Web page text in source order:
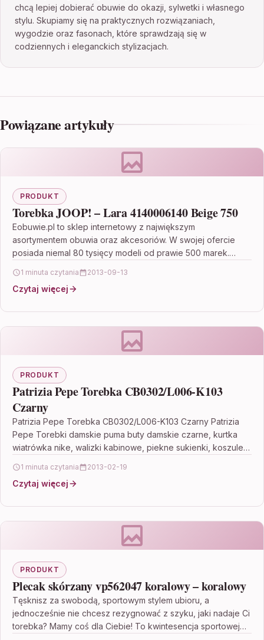
chcą lepiej dobierać obuwie do okazji, sylwetki i własnego
stylu. Skupiamy się na praktycznych rozwiązaniach,
wygodzie oraz fasonach, które sprawdzają się w
codziennych i eleganckich stylizacjach.
Powiązane artykuły
PRODUKT
Torebka JOOP! – Lara 4140006140 Beige 750
Eobuwie.pl to sklep internetowy z największym
asortymentem obuwia oraz akcesoriów. W swojej ofercie
posiada niemal 80 tysięcy modeli od prawie 500 marek.
1 minuta czytania 2013-09-13
Czytaj więcej
PRODUKT
Patrizia Pepe Torebka CB0302/L006-K103
Czarny
Patrizia Pepe Torebka CB0302/L006-K103 Czarny Patrizia
Pepe Torebki damskie puma buty damskie czarne, kurtka
wiatrówka nike, walizki kabinowe, piekne sukienki, koszule
1 minuta czytania 2013-02-19
Czytaj więcej
PRODUKT
Plecak skórzany vp562047 koralowy – koralowy
Tęsknisz za swobodą, sportowym stylem ubioru, a
jednocześnie nie chcesz rezygnować z szyku, jaki nadaje Ci
torebka? Mamy coś dla Ciebie! To kwintesencja sportowej…